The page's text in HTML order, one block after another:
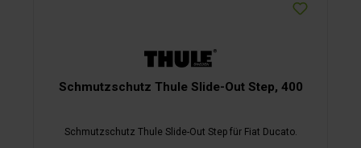
Schmutzschutz Thule Slide-Out Step, 400
Schmutzschutz Thule Slide-Out Step für Fiat Ducato.